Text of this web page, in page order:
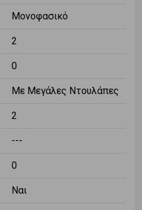
Μονοφασικό
2
0
Με Μεγάλες Ντουλάπες
2
---
0
Ναι